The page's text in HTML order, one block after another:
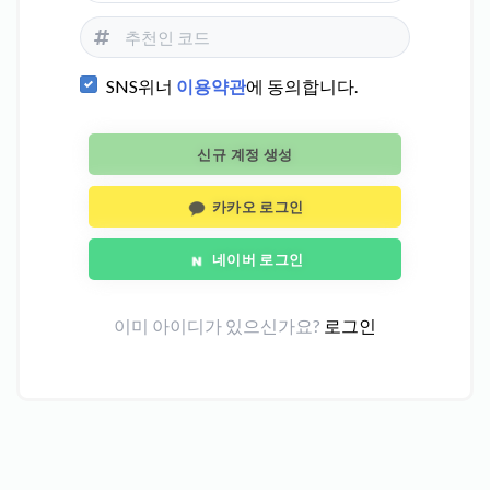
SNS위너 이용약관에 동의합니다.
신규 계정 생성
카카오 로그인
네이버 로그인
이미 아이디가 있으신가요? 로그인